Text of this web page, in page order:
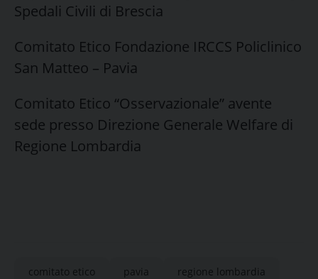
Spedali Civili di Brescia
Comitato Etico Fondazione IRCCS Policlinico
San Matteo – Pavia
Comitato Etico “Osservazionale” avente
sede presso Direzione Generale Welfare di
Regione Lombardia
comitato etico pavia regione lombardia